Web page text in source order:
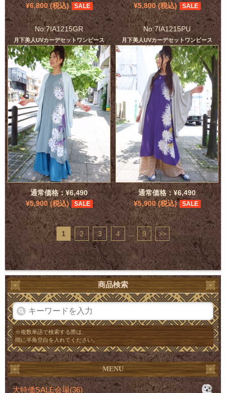
¥6,800 (税込)
SALE
¥5,800 (税込)
SALE
No:7IA1215GR
月下美人UVカーデセットワンピース
通常価格：¥6,490
¥5,900 (税込)
SALE
No:7IA1215PU
月下美人UVカーデセットワンピース
通常価格：¥6,490
¥5,900 (税込)
SALE
1 2 3 4 ... 9 >>
商品検索
※複数単語で検索する際は、
間に半角空白を入れてください。
MENU
大特価SALE会場(36)